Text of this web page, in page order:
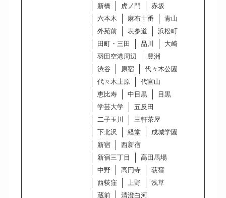
新橋
虎ノ門
赤坂
六本木
麻布十番
青山
外苑前
表参道
浜松町
田町・三田
品川
大崎
羽田空港周辺
豊洲
渋谷
原宿
代々木公園
代々木上原
代官山
恵比寿
中目黒
目黒
学芸大学
五反田
二子玉川
三軒茶屋
下北沢
経堂
成城学園
新宿
西新宿
新宿三丁目
高田馬場
中野
高円寺
荻窪
西荻窪
上野
浅草
蔵前
清澄白河